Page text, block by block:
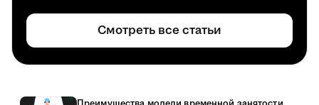
Смотреть все статьи